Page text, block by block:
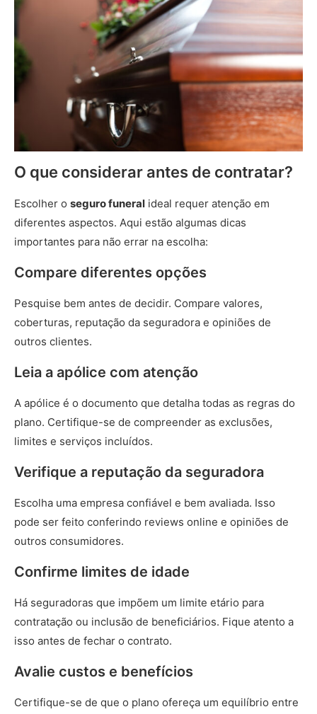
O que considerar antes de contratar?
Escolher o seguro funeral ideal requer atenção em
diferentes aspectos. Aqui estão algumas dicas
importantes para não errar na escolha:
Compare diferentes opções
Pesquise bem antes de decidir. Compare valores,
coberturas, reputação da seguradora e opiniões de
outros clientes.
Leia a apólice com atenção
A apólice é o documento que detalha todas as regras do
plano. Certifique-se de compreender as exclusões,
limites e serviços incluídos.
Verifique a reputação da seguradora
Escolha uma empresa confiável e bem avaliada. Isso
pode ser feito conferindo reviews online e opiniões de
outros consumidores.
Confirme limites de idade
Há seguradoras que impõem um limite etário para
contratação ou inclusão de beneficiários. Fique atento a
isso antes de fechar o contrato.
Avalie custos e benefícios
Certifique-se de que o plano ofereça um equilíbrio entre